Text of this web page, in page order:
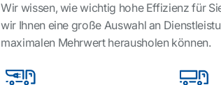
Wir wissen, wie wichtig hohe Effizienz für
wir Ihnen eine große Auswahl an
maximalen Mehrwert herausholen können.